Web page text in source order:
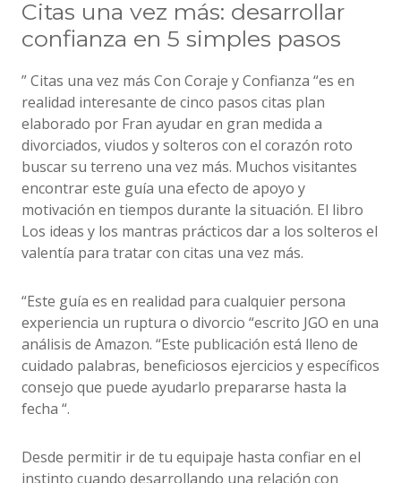
Citas una vez más: desarrollar
confianza en 5 simples pasos
” Citas una vez más Con Coraje y Confianza “es en
realidad interesante de cinco pasos citas plan
elaborado por Fran ayudar en gran medida a
divorciados, viudos y solteros con el corazón roto
buscar su terreno una vez más. Muchos visitantes
encontrar este guía una efecto de apoyo y
motivación en tiempos durante la situación. El libro
Los ideas y los mantras prácticos dar a los solteros el
valentía para tratar con citas una vez más.
“Este guía es en realidad para cualquier persona
experiencia un ruptura o divorcio “escrito JGO en una
análisis de Amazon. “Este publicación está lleno de
cuidado palabras, beneficiosos ejercicios y específicos
consejo que puede ayudarlo prepararse hasta la
fecha “.
Desde permitir ir de tu equipaje hasta confiar en el
instinto cuando desarrollando una relación con